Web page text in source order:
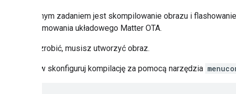
Następnym zadaniem jest skompilowanie obrazu i
oprogramowania układowego Matter OTA.
Aby to zrobić, musisz utworzyć obraz.
Najpierw skonfiguruj kompilację za pomocą narzędzia